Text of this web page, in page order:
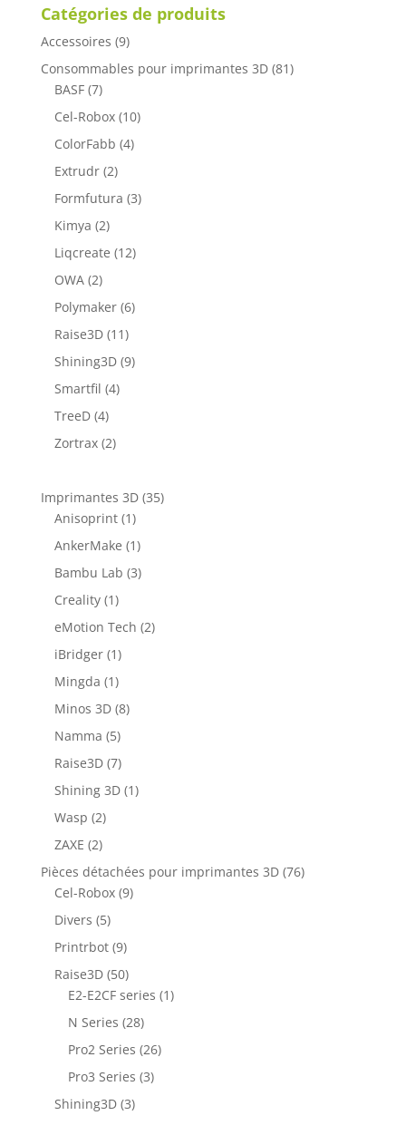
était :
25,00€.
est :
15,00€.
Catégories de produits
Accessoires (9)
Consommables pour imprimantes 3D (81)
BASF (7)
Cel-Robox (10)
ColorFabb (4)
Extrudr (2)
Formfutura (3)
Kimya (2)
Liqcreate (12)
OWA (2)
Polymaker (6)
Raise3D (11)
Shining3D (9)
Smartfil (4)
TreeD (4)
Zortrax (2)
Imprimantes 3D (35)
Anisoprint (1)
AnkerMake (1)
Bambu Lab (3)
Creality (1)
eMotion Tech (2)
iBridger (1)
Mingda (1)
Minos 3D (8)
Namma (5)
Raise3D (7)
Shining 3D (1)
Wasp (2)
ZAXE (2)
Pièces détachées pour imprimantes 3D (76)
Cel-Robox (9)
Divers (5)
Printrbot (9)
Raise3D (50)
E2-E2CF series (1)
N Series (28)
Pro2 Series (26)
Pro3 Series (3)
Shining3D (3)